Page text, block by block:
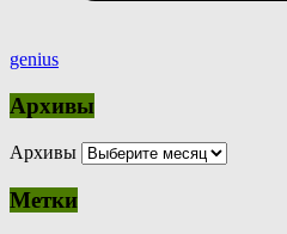
genius
Архивы
Архивы
Метки